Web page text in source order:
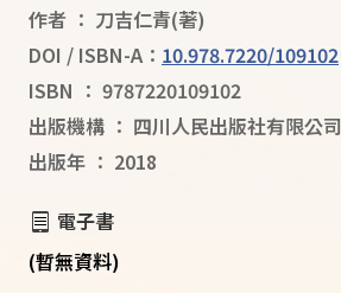
作者 ： 刀吉仁青(著)
DOI / ISBN-A： 10.978.7220/109102
ISBN ： 9787220109102
出版機構 ： 四川人民出版社有限公司
出版年 ： 2018
電子書
(暫無資料)